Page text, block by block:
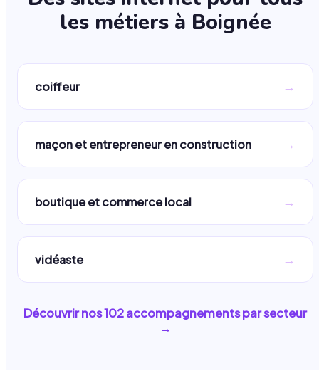
les métiers à Boignée
coiffeur →
maçon et entrepreneur en construction →
boutique et commerce local →
vidéaste →
Découvrir nos102accompagnements par secteur
→